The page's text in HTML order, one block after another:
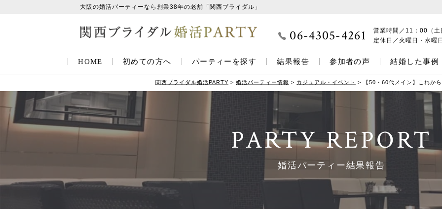
大阪の婚活パーティーなら創業38年の老舗「関西ブライダル」
06-4305-4261 営業時間／ 11：00（
定休日／ 火曜日・水曜
HOME 初めての方へ パーティーを探す 結果報告 参加者の声 結婚した事例
関西ブライダル婚活PARTY > 婚活パーティー情報 > カジュアル・イベント > 【50・60代メイン】これか
PARTY REPORT
婚活パーティー結果報告